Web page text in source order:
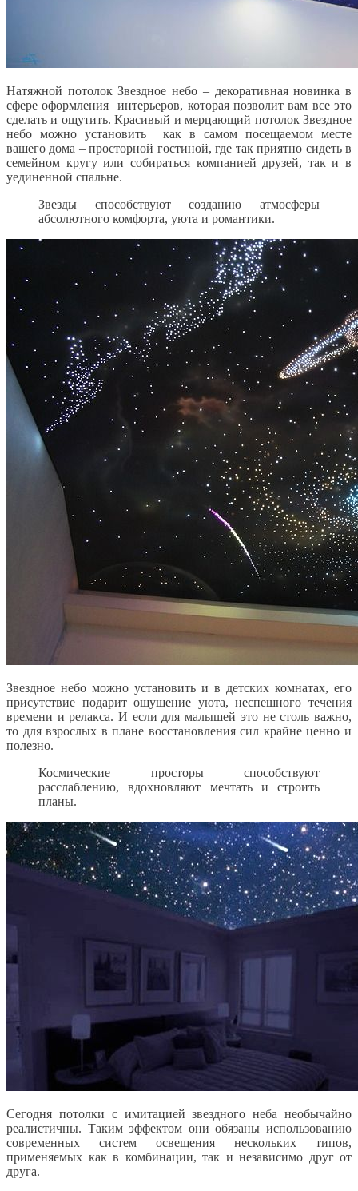
Натяжной потолок Звездное небо – декоративная новинка в
сфере оформления интерьеров, которая позволит вам все это
сделать и ощутить. Красивый и мерцающий потолок Звездное
небо можно установить как в самом посещаемом месте
вашего дома – просторной гостиной, где так приятно сидеть в
семейном кругу или собираться компанией друзей, так и в
уединенной спальне.
Звезды способствуют созданию атмосферы
абсолютного комфорта, уюта и романтики.
Звездное небо можно установить и в детских комнатах, его
присутствие подарит ощущение уюта, неспешного течения
времени и релакса. И если для малышей это не столь важно,
то для взрослых в плане восстановления сил крайне ценно и
полезно.
Космические просторы способствуют
расслаблению, вдохновляют мечтать и строить
планы.
Сегодня потолки с имитацией звездного неба необычайно
реалистичны. Таким эффектом они обязаны использованию
современных систем освещения нескольких типов,
применяемых как в комбинации, так и независимо друг от
друга.